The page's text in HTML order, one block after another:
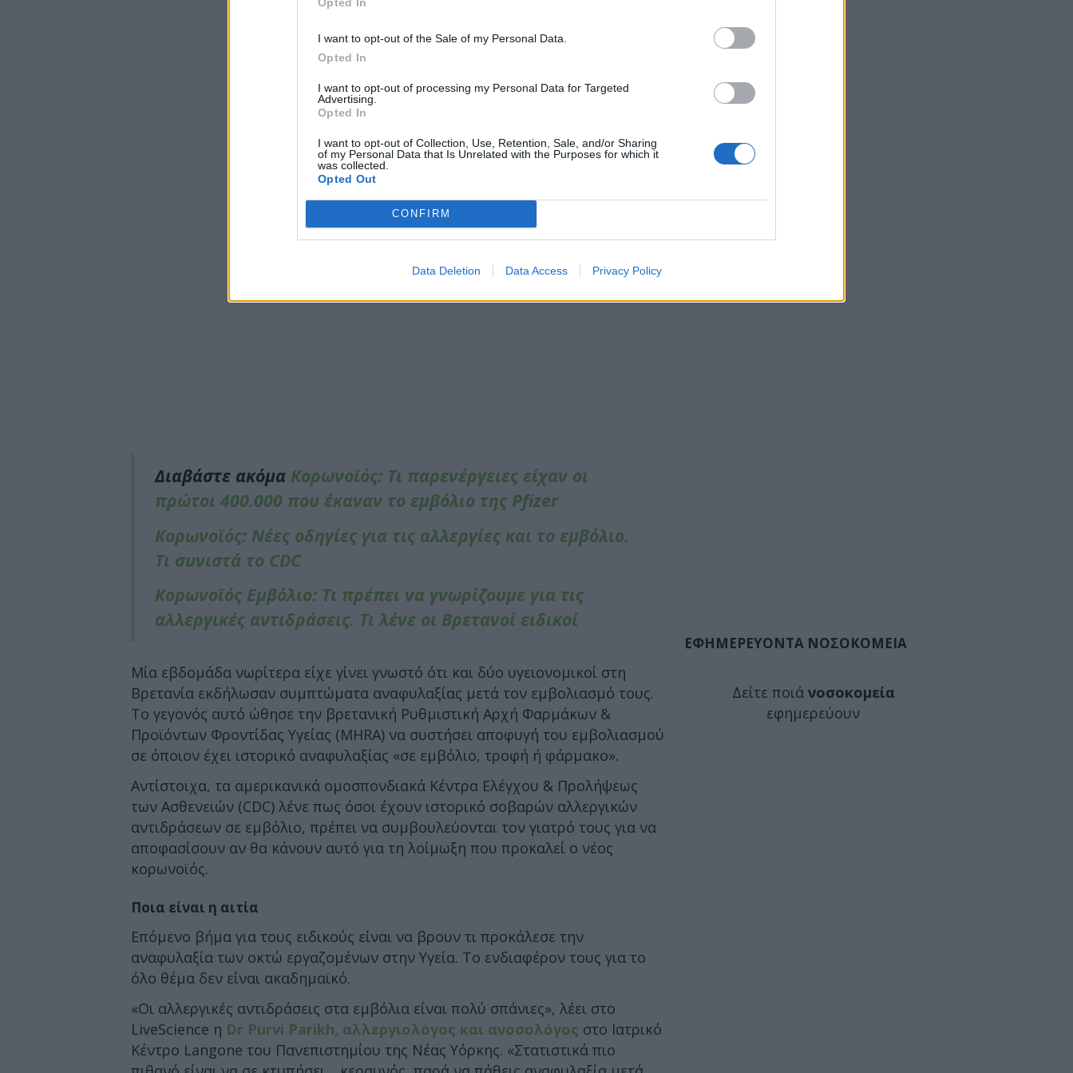
I want to opt-out of the Sale of my Personal Data.
Opted In
I want to opt-out of processing my Personal Data for Targeted
Advertising.
Opted In
I want to opt-out of Collection, Use, Retention, Sale, and/or Sharing
of my Personal Data that Is Unrelated with the Purposes for which it
was collected.
Opted Out
CONFIRM
Data Deletion Data Access Privacy Policy
Διαβάστε ακόμα Κορωνοϊός: Τι παρενέργειες είχαν οι
πρώτοι 400.000 που έκαναν το εμβόλιο της Pfizer
Κορωνοϊός: Νέες οδηγίες για τις αλλεργίες και το εμβόλιο.
Τι συνιστά το CDC
Κορωνοϊός Εμβόλιο: Τι πρέπει να γνωρίζουμε για τις
αλλεργικές αντιδράσεις. Τι λένε οι Βρετανοί ειδικοί
Μία εβδομάδα νωρίτερα είχε γίνει γνωστό ότι και δύο υγειονομικοί στη
Βρετανία εκδήλωσαν συμπτώματα αναφυλαξίας μετά τον εμβολιασμό τους.
Το γεγονός αυτό ώθησε την βρετανική Ρυθμιστική Αρχή Φαρμάκων &
Προϊόντων Φροντίδας Υγείας (MHRA) να συστήσει αποφυγή του εμβολιασμού
σε όποιον έχει ιστορικό αναφυλαξίας «σε εμβόλιο, τροφή ή φάρμακο».
Αντίστοιχα, τα αμερικανικά ομοσπονδιακά Κέντρα Ελέγχου & Προλήψεως
των Ασθενειών (CDC) λένε πως όσοι έχουν ιστορικό σοβαρών αλλεργικών
αντιδράσεων σε εμβόλιο, πρέπει να συμβουλεύονται τον γιατρό τους για να
αποφασίσουν αν θα κάνουν αυτό για τη λοίμωξη που προκαλεί ο νέος
κορωνοϊός.
Ποια είναι η αιτία
Επόμενο βήμα για τους ειδικούς είναι να βρουν τι προκάλεσε την
αναφυλαξία των οκτώ εργαζομένων στην Υγεία. Το ενδιαφέρον τους για το
όλο θέμα δεν είναι ακαδημαϊκό.
«Οι αλλεργικές αντιδράσεις στα εμβόλια είναι πολύ σπάνιες», λέει στο
LiveScience η Dr Purvi Parikh, αλλεργιολόγος και ανοσολόγος στο Ιατρικό
Κέντρο Langone του Πανεπιστημίου της Νέας Υόρκης. «Στατιστικά πιο
ΕΦΗΜΕΡΕΥΟΝΤΑ ΝΟΣΟΚΟΜΕΙΑ
Δείτε ποιά νοσοκομεία
εφημερεύουν